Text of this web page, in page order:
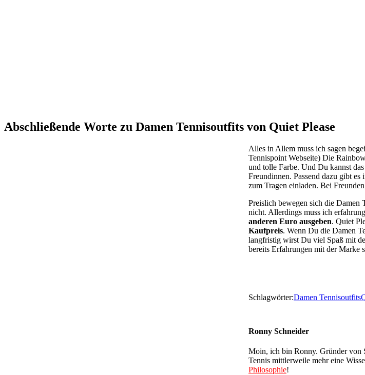
Abschließende Worte zu Damen Tennisoutfits von Quiet Please
Alles in Allem muss ich sagen
Tennispoint Webseite) Die
und tolle Farbe. Und Du kannst
Freundinnen. Passend dazu gibt
zum Tragen einladen. Bei
Preislich bewegen sich die Damen
nicht. Allerdings muss ich
anderen Euro ausgeben. Quiet
Kaufpreis. Wenn Du die Damen
langfristig wirst Du viel Spaß mit
bereits Erfahrungen mit der Marke
Schlagwörter:Damen Tennisoutfits
Ronny Schneider
Moin, ich bin Ronny. Gründer von
Tennis mittlerweile mehr eine
Philosophie!